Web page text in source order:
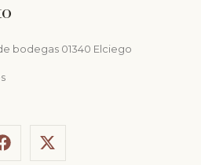
bodegas 01340 Elciego